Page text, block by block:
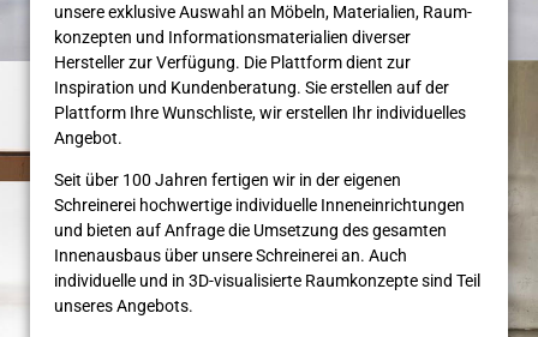
unsere exklusive Auswahl an Möbeln, Materialien, Raum­
konzepten und Informations­materialien diverser
Hersteller zur Verfügung. Die Plattform dient zur
Inspiration und Kunden­beratung. Sie erstellen auf der
Plattform Ihre Wunsch­liste, wir erstellen Ihr individuelles
Angebot.
Seit über 100 Jahren fertigen wir in der eigenen
Schreinerei hochwertige individuelle Inneneinrichtungen
und bieten auf Anfrage die Umsetzung des gesamten
Innenausbaus über unsere Schreinerei an. Auch
individuelle und in 3D-visualisierte Raumkonzepte sind Teil
unseres Angebots.